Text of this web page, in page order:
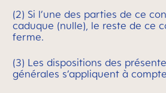
(2) Si l’une des parties de ce
caduque (nulle), le reste de ce
ferme.
(3) Les dispositions des
générales s’appliquent à